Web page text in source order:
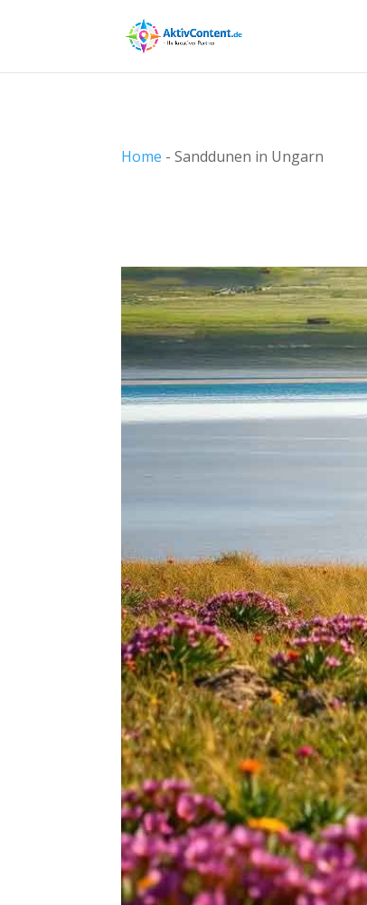
Home -Sanddunen in Ungarn